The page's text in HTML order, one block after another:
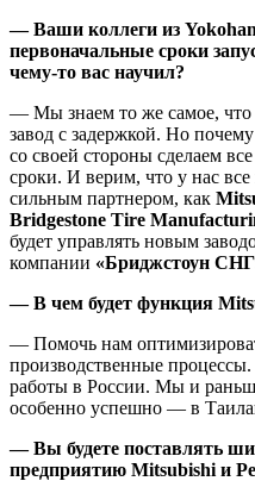
— Ваши коллеги из
первоначальные сроки
чему-то вас научил?
— Мы знаем то же самое, что
завод с задержкой. Но
со своей стороны сделаем
сроки. И верим, что у нас
сильным партнером, как
Bridgestone Tire
будет управлять новым
компании «Бриджстоун
— В чем будет функция
— Помочь нам
производственные
работы в России. Мы и
особенно успешно — в
— Вы будете поставлять
предприятию Mitsubishi и